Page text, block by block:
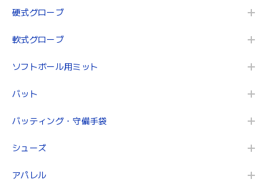
硬式グローブ
軟式グローブ
ソフトボール用ミット
バット
バッティング・守備手袋
シューズ
アパレル